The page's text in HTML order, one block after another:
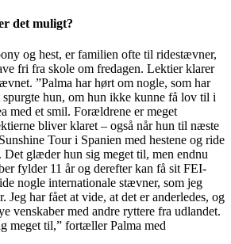
det muligt?
og hest, er familien ofte til ridestævner,
fri fra skole om fredagen. Lektier klarer
”Palma har hørt om nogle, som har
spurgte hun, om hun ikke kunne få lov til i
med et smil. Forældrene er meget
bliver klaret – også når hun til næste
Tour i Spanien med hestene og ride
glæder hun sig meget til, men endnu
fylder 11 år og derefter kan få sit FEI-
nogle internationale stævner, som jeg
har fået at vide, at det er anderledes, og
venskaber med andre ryttere fra udlandet.
meget til,” fortæller Palma med